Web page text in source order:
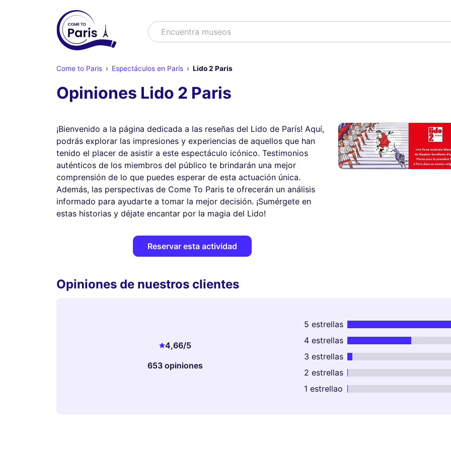
BuscarEncuentra museos
Come to Paris Espectáculos en París Lido 2 Paris
Opiniones Lido 2 Paris
¡Bienvenido a la página dedicada a las reseñas del Lido de París! Aquí,
podrás explorar las impresiones y experiencias de aquellos que han
tenido el placer de asistir a este espectáculo icónico. Testimonios
auténticos de los miembros del público te brindarán una mejor
comprensión de lo que puedes esperar de esta actuación única.
Además, las perspectivas de Come To Paris te ofrecerán un análisis
informado para ayudarte a tomar la mejor decisión. ¡Sumérgete en
estas historias y déjate encantar por la magia del Lido!
Reservar esta actividad
Opiniones de nuestros clientes
4,66/5
653 opiniones
5 estrellas
4 estrellas
3 estrellas
2 estrellas
1 estrellao